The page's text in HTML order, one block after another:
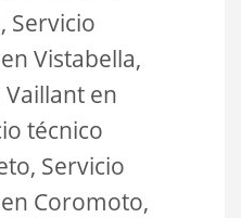
Servicio
Vistabella,
en
técnico
Servicio
Coromoto,